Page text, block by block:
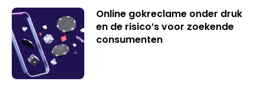
Online gokreclame onder druk
en de risico’s voor zoekende
consumenten